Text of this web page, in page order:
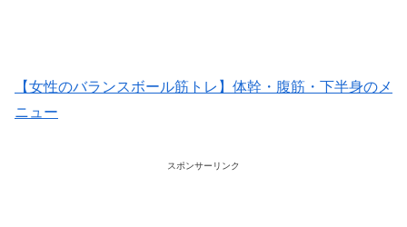
【女性のバランスボール筋トレ】体幹・腹筋・下半身のメ
ニュー
スポンサーリンク